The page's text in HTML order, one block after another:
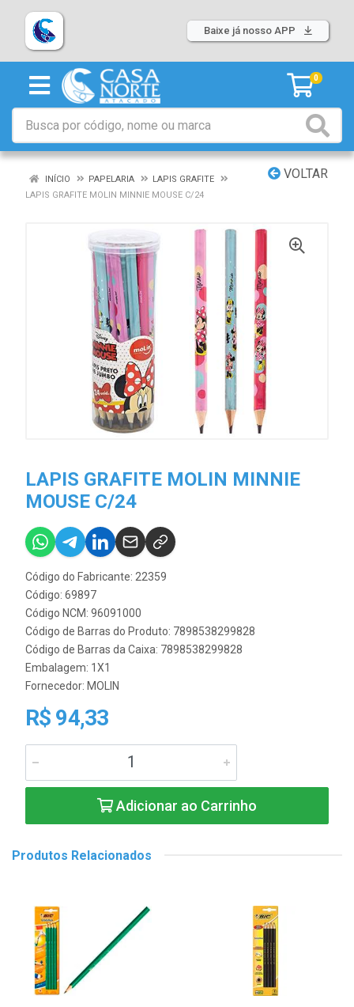
Baixe já nosso APP
0
VOLTAR
INÍCIO PAPELARIA
LAPIS GRAFITE
LAPIS GRAFITE MOLIN MINNIE MOUSE C/24
LAPIS GRAFITE MOLIN MINNIE
MOUSE C/24
Código do Fabricante: 22359
Código: 69897
Código NCM: 96091000
Código de Barras do Produto: 7898538299828
Código de Barras da Caixa: 7898538299828
Embalagem: 1X1
Fornecedor: MOLIN
R$ 94,33
Adicionar ao Carrinho
Produtos Relacionados